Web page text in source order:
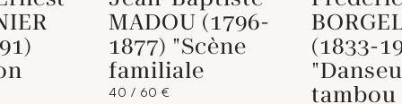
MADOU (1796-
1877) "Scène
familiale
40 / 60 €
(1833-
tambou